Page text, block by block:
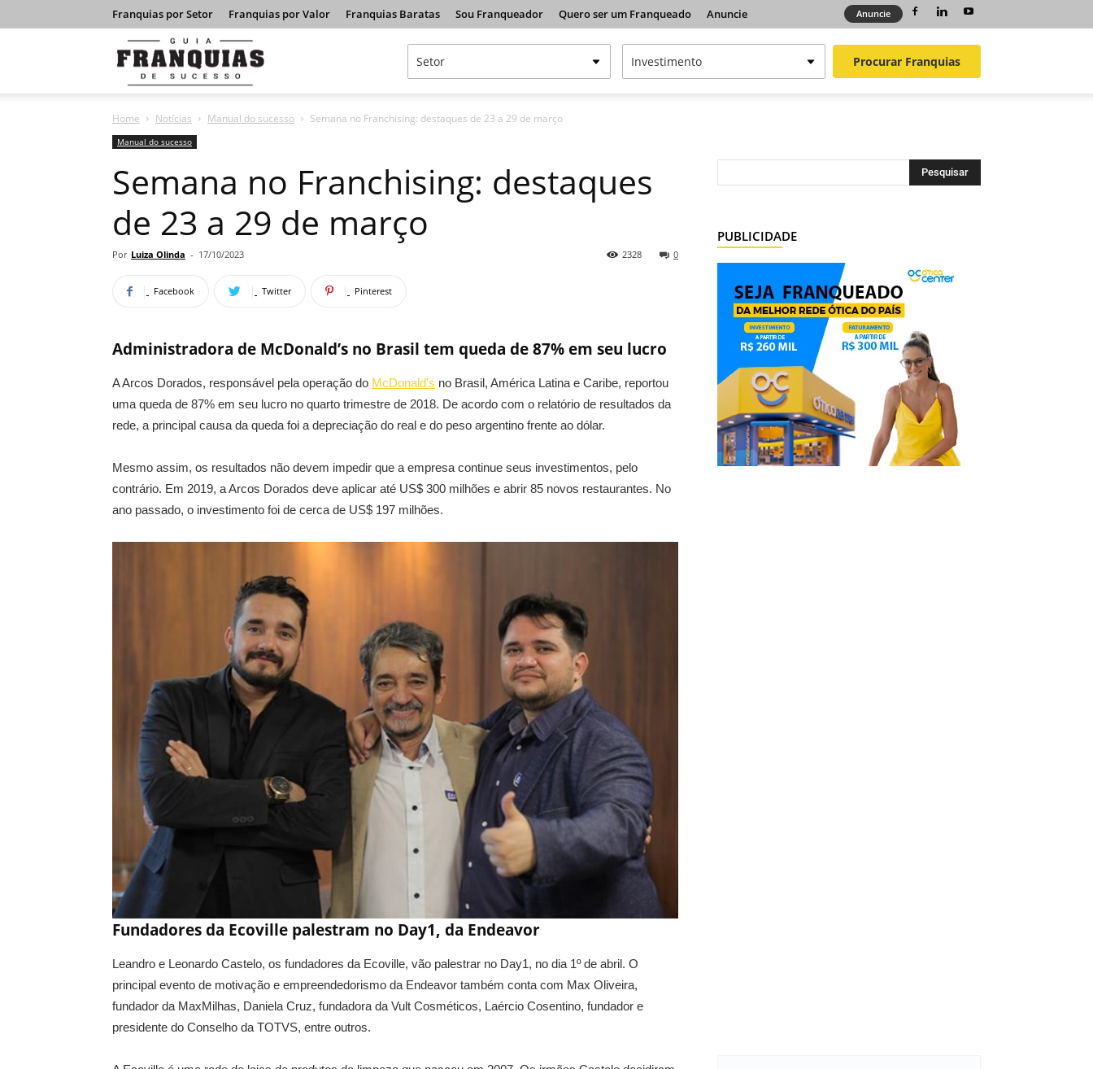
Franquias por Setor Franquias por Valor Franquias Baratas Sou Franqueador Quero ser um Franqueado Anuncie Anuncie
Franquias
de
Procurar Franquias
Home Notícias Manual do sucesso Semana no Franchising: destaques de 23 a 29 de março
Manual do sucesso
Semana no Franchising: destaques
de 23 a 29 de março
Por Luiza Olinda - 17/10/2023 0
2328
Facebook Twitter Pinterest
Administradora de McDonald’s no Brasil tem queda de 87% em seu lucro
A Arcos Dorados, responsável pela operação do McDonald’s no Brasil, América Latina e Caribe, reportou
uma queda de 87% em seu lucro no quarto trimestre de 2018. De acordo com o relatório de resultados da
rede, a principal causa da queda foi a depreciação do real e do peso argentino frente ao dólar.
Mesmo assim, os resultados não devem impedir que a empresa continue seus investimentos, pelo
contrário. Em 2019, a Arcos Dorados deve aplicar até US$ 300 milhões e abrir 85 novos restaurantes. No
ano passado, o investimento foi de cerca de US$ 197 milhões.
Fundadores da Ecoville palestram no Day1, da Endeavor
Leandro e Leonardo Castelo, os fundadores da Ecoville, vão palestrar no Day1, no dia 1º de abril. O
principal evento de motivação e empreendedorismo da Endeavor também conta com Max Oliveira,
fundador da MaxMilhas, Daniela Cruz, fundadora da Vult Cosméticos, Laércio Cosentino, fundador e
presidente do Conselho da TOTVS, entre outros.
PUBLICIDADE